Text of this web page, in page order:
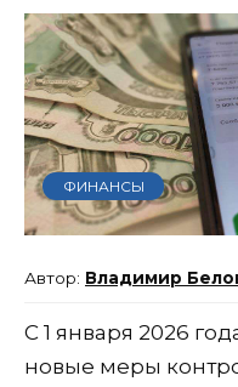
ФИНАНСЫ
Владимир
С 1 января 2026
новые меры